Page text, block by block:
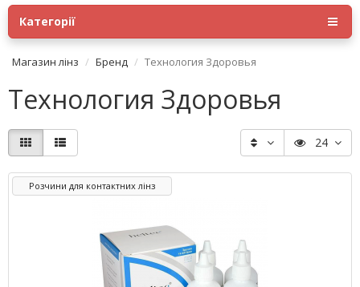
Категорії
Магазин лінз Бренд Технология Здоровья
Технология Здоровья
24
Розчини для контактних лінз